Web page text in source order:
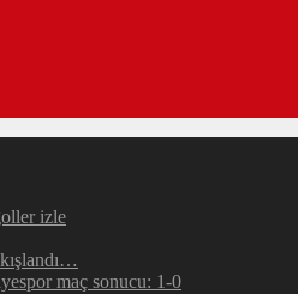
izle
maç sonucu: 1-0